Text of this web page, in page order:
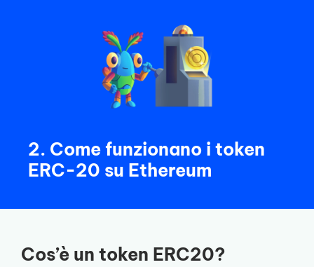
2. Come funzionano i token
ERC-20 su Ethereum
Cos’è un token ERC20?